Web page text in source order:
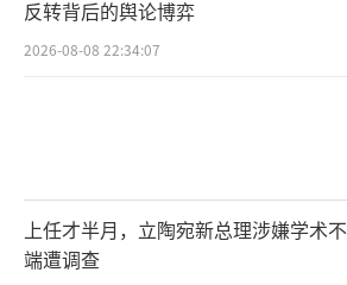
反转背后的舆论博弈
2026-08-08 22:34:07
上任才半月，立陶宛新总理涉嫌学术不
端遭调查